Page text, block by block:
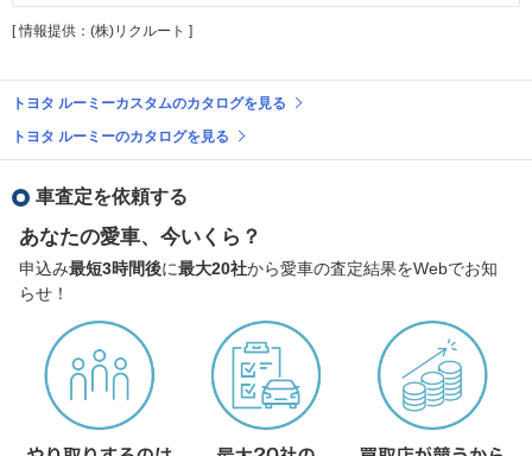
[ 情報提供：(株)リクルート ]
トヨタ ルーミーカスタムのカタログを見る
トヨタ ルーミーのカタログを見る
車査定を依頼する
あなたの愛車、今いくら？
申込み最短3時間後に最大20社から愛車の査定結果をWebでお知
らせ！